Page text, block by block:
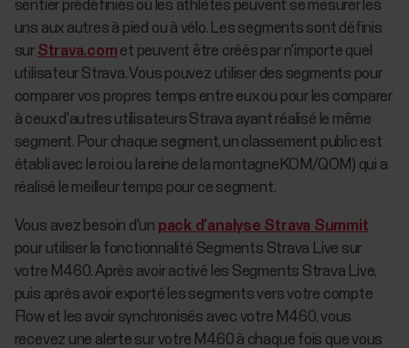
sentier prédéfinies où les athlètes peuvent se mesurer les
uns aux autres à pied ou à vélo. Les segments sont définis
sur Strava.com et peuvent être créés par n'importe quel
utilisateur Strava. Vous pouvez utiliser des segments pour
comparer vos propres temps entre eux ou pour les comparer
à ceux d'autres utilisateurs Strava ayant réalisé le même
segment. Pour chaque segment, un classement public est
établi avec le roi ou la reine de la montagneKOM/QOM) qui a
réalisé le meilleur temps pour ce segment.
Vous avez besoin d'un pack d'analyse Strava Summit
pour utiliser la fonctionnalité Segments Strava Live sur
votre M460. Après avoir activé les Segments Strava Live,
puis après avoir exporté les segments vers votre compte
Flow et les avoir synchronisés avec votre M460, vous
recevez une alerte sur votre M460 à chaque fois que vous